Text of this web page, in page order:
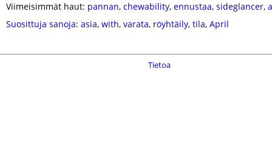
Viimeisimmät haut: pannan, chewability, ennustaa, sideglancer,
Suosittuja sanoja: asia, with, varata, röyhtäily, tila, April
Tietoa